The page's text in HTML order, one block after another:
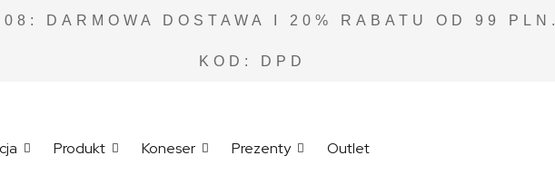
DARMOWA DOSTAWA I 20% RABATU OD 99 PLN.
KOD: DPD
Produkt Koneser Prezenty Outlet